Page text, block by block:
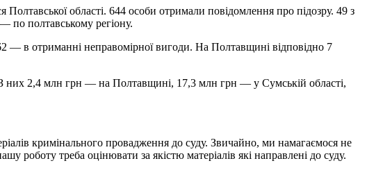
області. 644 особи отримали повідомлення про підозру. 49 з
по полтавському регіону.
— в отриманні неправомірної вигоди. На Полтавщині відповідно 7
З них 2,4 млн грн — на Полтавщині, 17,3 млн грн — у Сумській області,
кримінального провадження до суду. Звичайно, ми намагаємося не
треба оцінювати за якістю матеріалів які направлені до суду.